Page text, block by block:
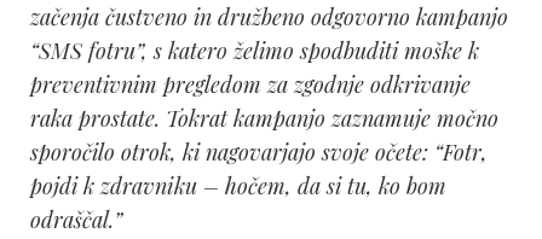
začenja čustveno in družbeno odgovorno kampanjo
“SMS fotru”, s katero želimo spodbuditi moške k
preventivnim pregledom za zgodnje odkrivanje
raka prostate. Tokrat kampanjo zaznamuje močno
sporočilo otrok, ki nagovarjajo svoje očete: “Fotr,
pojdi k zdravniku – hočem, da si tu, ko bom
odraščal.”